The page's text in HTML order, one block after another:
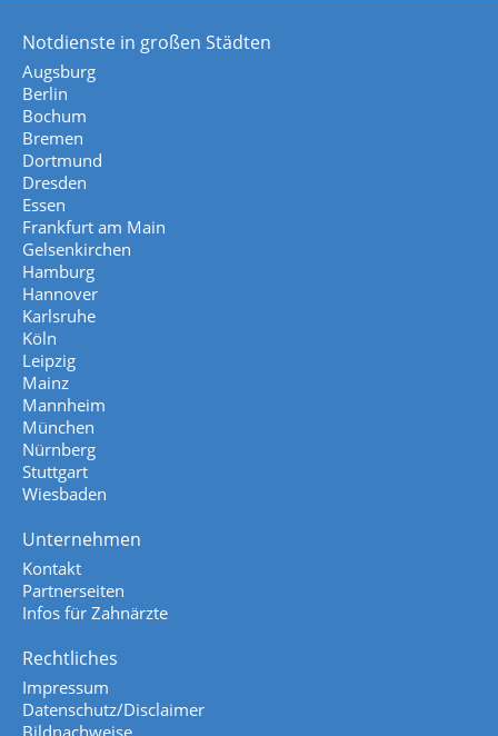
Notdienste in großen Städten
Augsburg
Berlin
Bochum
Bremen
Dortmund
Dresden
Essen
Frankfurt am Main
Gelsenkirchen
Hamburg
Hannover
Karlsruhe
Köln
Leipzig
Mainz
Mannheim
München
Nürnberg
Stuttgart
Wiesbaden
Unternehmen
Kontakt
Partnerseiten
Infos für Zahnärzte
Rechtliches
Impressum
Datenschutz/Disclaimer
Bildnachweise